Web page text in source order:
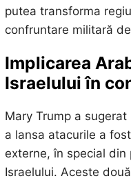
putea transforma
confruntare militară
Implicarea
Israelului în
Mary Trump a
a lansa atacurile a
externe, în special
Israelului. Aceste